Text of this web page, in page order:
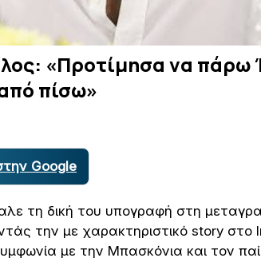
«Προτίμησα να πάρω
πίσω»
Google
τη δική του υπογραφή στη
την με χαρακτηριστικό story στο
με την Μπασκόνια και τον